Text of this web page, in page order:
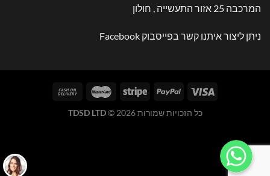
המרכבה 25 אזור התעשייה , חולון
ניתן ליצור איתנו קשר בפייסבוק Facebook
כל הזכויות שמורות 2026 © TDSD LTD
WhatsApp